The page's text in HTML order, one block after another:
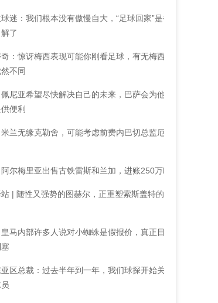
迷：我们根本没有傲慢自大，“足球回家”是被
了
：惊讶梅西表现可能你刚看足球，有无梅西足
不同
尼亚希望尽快解决自己的未来，巴萨会为他的
便利
兰无缘克勒舍，可能考虑前费内巴切总监厄泽
尔梅里亚出售古铁雷斯和兰加，进账250万欧
| 随性又强势的图赫尔，正重塑索斯盖特的英
马内部许多人说对小蜘蛛是假报价，真正目标
区总裁：过去半年到一年，我们球探开始关注